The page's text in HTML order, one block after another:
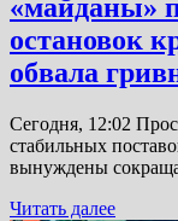
«майданы»
остановок
обвала
Сегодня, 12:02
стабильных
вынуждены
Читать далее